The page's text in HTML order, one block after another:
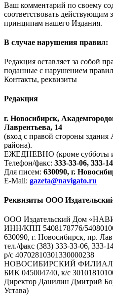
Ваш комментарий по своему
соответствовать действующим
принципам нашего Издания.
В случае нарушения правил:
Редакция оставляет за собой
поданные с нарушением
Контакты, реквизиты
Редакция
г. Новосибирск,
Лаврентьева, 14
(вход с правой стороны
района).
ЕЖЕДНЕВНО (кроме субботы и
Телефон/факс: 333-33-06, 333-
Для писем: 630090, г.
E-Mail: gazeta@navigato.ru
Реквизиты ООО
ООО Издательский Дом
ИНН/КПП 5408178776/
630090, г. Новосибирск, пр.
тел./факс (383) 333-33-06, 333-
р/с 40702810301330000238
НОВОСИБИРСКИЙ ФИЛИАЛ
БИК 045004740, к/с
Директор Данилин Дмитрий
Устава)